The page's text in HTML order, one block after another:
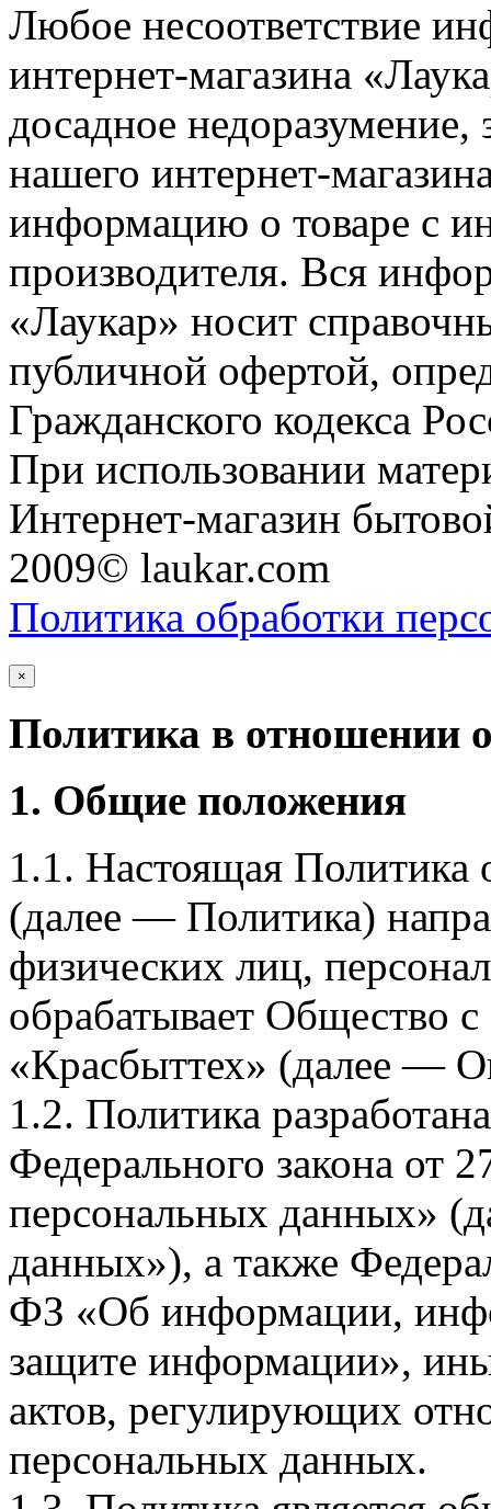
Любое несоответствие
интернет-магазина
досадное недоразумение,
нашего интернет-
информацию о товаре с
производителя. Вся
«Лаукар» носит
публичной офертой,
Гражданского кодекса
При использовании
Интернет-магазин
2009© laukar.com
Политика обработки
×
Политика в отношении
1. Общие положения
1.1. Настоящая Политика
(далее — Политика)
физических лиц,
обрабатывает Общество
«Красбыттех» (далее —
1.2. Политика
Федерального закона
персональных данных»
данных»), а также
ФЗ «Об информации,
защите информации»,
актов, регулирующих
персональных данных.